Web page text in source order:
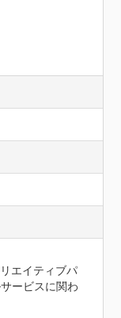
エイティブパ
ービスに関わ